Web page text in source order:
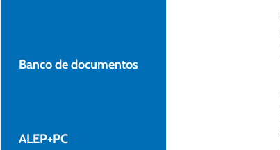
Banco de documentos
ALEP+PC